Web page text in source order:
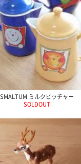
SMALTUM ミルクピッチャー
SOLDOUT